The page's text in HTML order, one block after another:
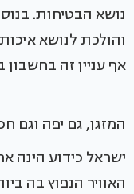
נושא הבטיחות.
והולכת לנושא
אף עניין זה בחשבון
המזגן, גם יפה וגם
ישראל כידוע הינה
האוויר הנפוץ בה